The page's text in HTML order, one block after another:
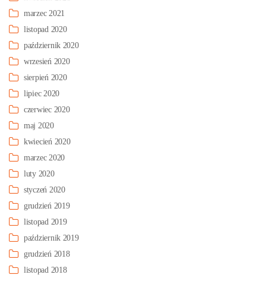
marzec 2021
listopad 2020
październik 2020
wrzesień 2020
sierpień 2020
lipiec 2020
czerwiec 2020
maj 2020
kwiecień 2020
marzec 2020
luty 2020
styczeń 2020
grudzień 2019
listopad 2019
październik 2019
grudzień 2018
listopad 2018